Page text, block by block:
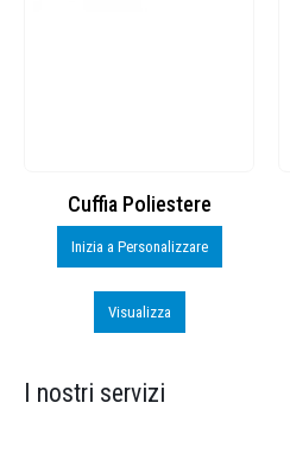
Cuffia Poliestere
Inizia a Personalizzare
Visualizza
I nostri servizi